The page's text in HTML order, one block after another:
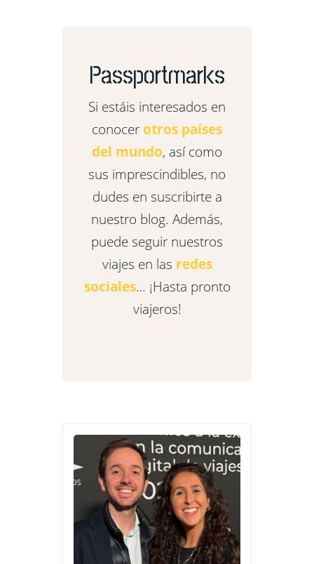
Passportmarks
Si estáis interesados en
conocer otros países
del mundo, así como
sus imprescindibles, no
dudes en suscribirte a
nuestro blog. Además,
puede seguir nuestros
viajes en las redes
sociales… ¡Hasta pronto
viajeros!